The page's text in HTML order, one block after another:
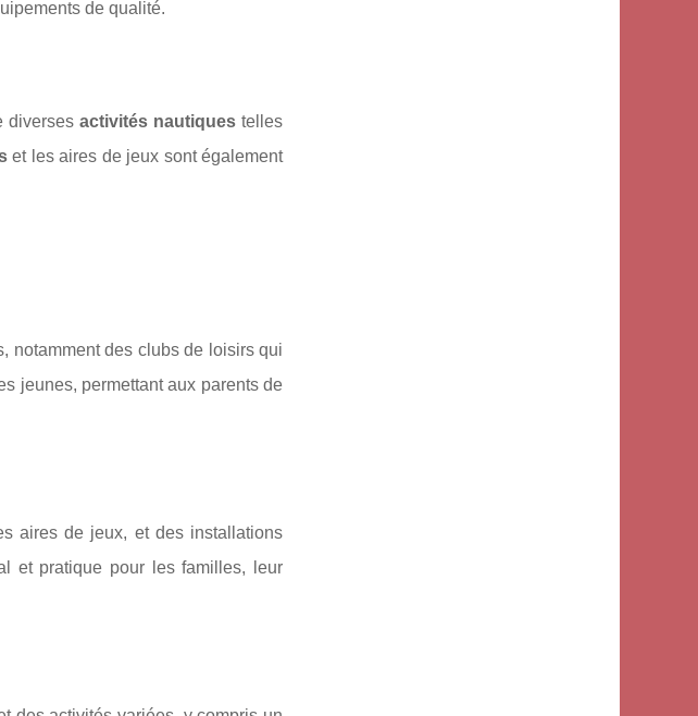
de qualité.
diverses activités nautiquestelles
et les aires de jeux sont également
notamment des clubs de loisirs qui
jeunes, permettant aux parents de
aires de jeux, et des installations
et pratique pour les familles, leur